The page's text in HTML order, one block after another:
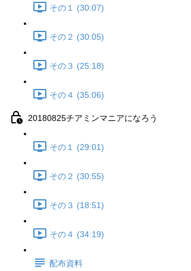
その１ (30:07)
その２ (30:05)
その３ (25:18)
その４ (35:06)
20180825チアミンマニアになろう
その１ (29:01)
その２ (30:55)
その３ (18:51)
その４ (34:19)
配布資料